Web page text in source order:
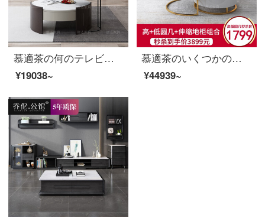
慕適茶の何のテレビの箱の小さい戸型の客間のイタリア式はきわめて簡単でアイデアの円形の高低のお茶の何のテレビの箱の辺の戸棚の組合せのスーツのお茶の何
¥19038~
慕適茶のいくつかの軽率な贅沢の後、現代円のいくつかの角度は北欧の簡単なガラスの円を組み合わせています。何意味かの居間の小さな部屋型の円形の小さいお茶の大理石の円の辺のいくつかの黒い白い根の大理石の円のお茶の高低のお茶のいくつかの+伸縮地の箱（一口の価格3899）
¥44939~